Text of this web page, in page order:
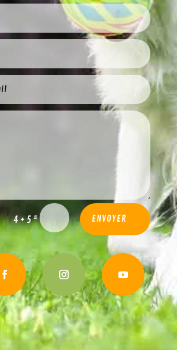
4 + 5= ENVOYER